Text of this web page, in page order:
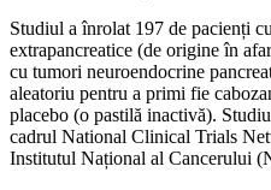
Studiul a înrolat 197 de pacienți
extrapancreatice (de origine în
cu tumori neuroendocrine
aleatoriu pentru a primi fie
placebo (o pastilă inactivă).
cadrul National Clinical Trials
Institutul Național al Cancerului